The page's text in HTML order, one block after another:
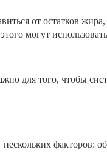
от остатков
могут
для того, чтобы
факторов: